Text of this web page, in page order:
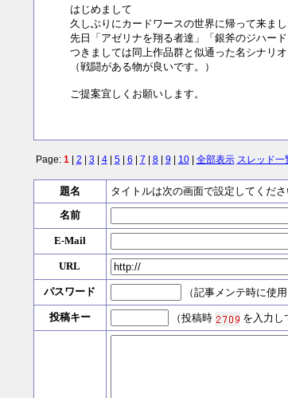
はじめまして
久しぶりにカードワースの世界に帰って来まし
先日「アゼリナを翔る者達」「銀斧のジハー
つきましては同上作品群と似通った名シナリオ
（戦闘がある物が良いです。）
ご提案宜しくお願いします。
Page: 1| 2 3 4| 5| 6 7 8| 9 10| 全部表示 スレッド一
題名
タイトルは次の画面で設定してくださ
名前
E-Mail
URL
パスワード （記事メンテ時に使用
投稿キー （投稿時 を入力し